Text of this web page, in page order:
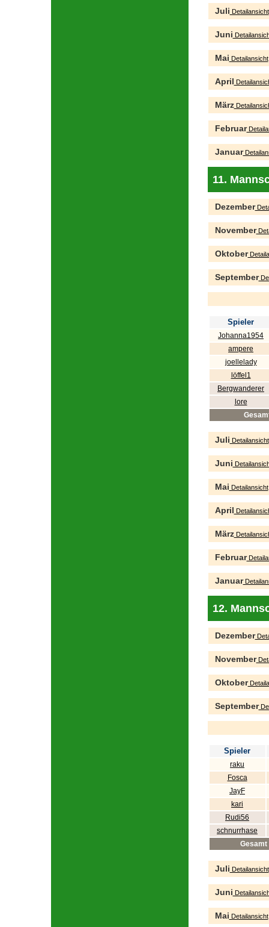
Juli Detailansicht
Juni
Mai Detailansicht
April
März
Februar
Januar
11.
Dezember
November
Oktober
September
Spieler
Johanna1954
ampere
joellelady
löffel1
Bergwanderer
lore
Juli Detailansicht
Juni
Mai Detailansicht
April
März
Februar
Januar
12.
Dezember
November
Oktober
September
Spieler
raku
Fosca
JayF
kari
Rudi56
schnurrhase
Gesamt
Juli Detailansicht
Juni
Mai Detailansicht